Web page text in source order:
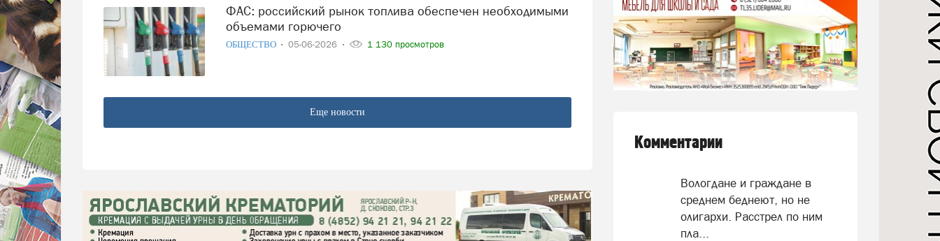
ФАС: российский рынок топлива обеспечен необходимыми
объемами горючего
ОБЩЕСТВО 05-06-2026 1 130 просмотров
Еще новости
Комментарии
Вологдане и граждане в
среднем беднеют, но не
олигархи. Расстрел по ним
пла...